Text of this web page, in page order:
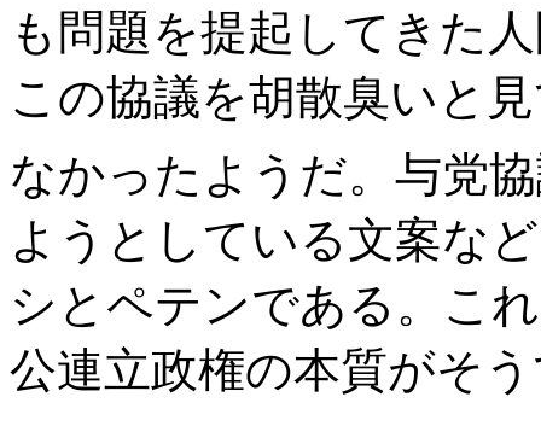
も問題を提起してきた
この協議を胡散臭いと
なかったようだ。与党
ようとしている文案な
シとペテンである。こ
公連立政権の本質がそ